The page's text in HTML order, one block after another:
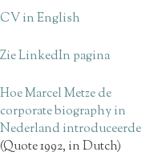
CV in English
Zie LinkedIn pagina
Hoe Marcel Metze de
corporate biography in
Nederland introduceerde
(Quote 1992, in Dutch)